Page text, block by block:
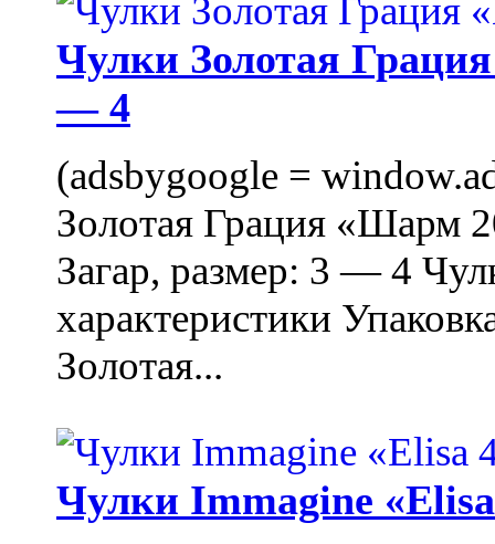
Чулки Золотая
— 4
(adsbygoogle =
Золотая Грация «Шарм
Загар, размер: 3 — 4
характеристики
Золотая...
Чулки Immagine